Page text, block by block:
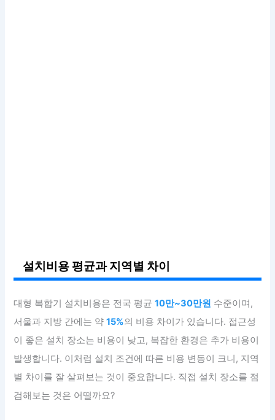
설치비용 평균과 지역별 차이
대형 복합기 설치비용은 전국 평균10만~30만원 수준이며,
서울과 지방 간에는 약15%의 비용 차이가 있습니다. 접근성
이 좋은 설치 장소는 비용이 낮고, 복잡한 환경은 추가 비용이
발생합니다. 이처럼 설치 조건에 따른 비용 변동이 크니, 지역
별 차이를 잘 살펴보는 것이 중요합니다. 직접 설치 장소를 점
검해보는 것은 어떨까요?